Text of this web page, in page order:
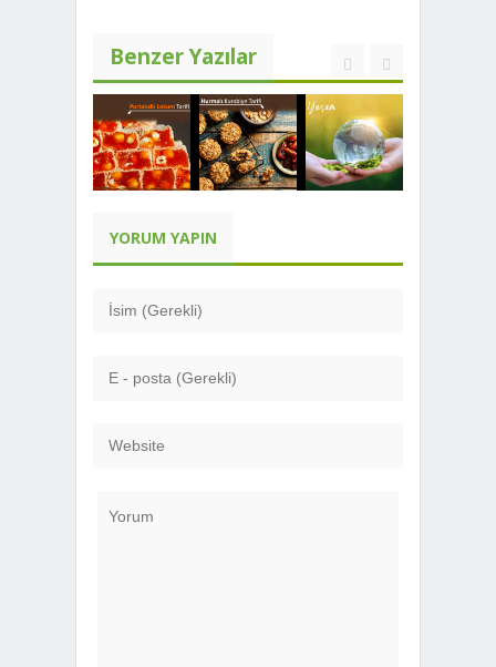
Benzer Yazılar
YORUM YAPIN